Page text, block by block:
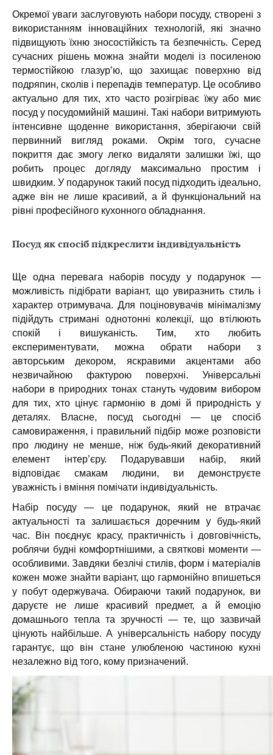
Окремої уваги заслуговують набори посуду, створені з
використанням інноваційних технологій, які значно
підвищують їхню зносостійкість та безпечність. Серед
сучасних рішень можна знайти моделі із посиленою
термостійкою глазур’ю, що захищає поверхню від
подряпин, сколів і перепадів температур. Це особливо
актуально для тих, хто часто розігріває їжу або миє
посуд у посудомийній машині. Такі набори витримують
інтенсивне щоденне використання, зберігаючи свій
первинний вигляд роками. Окрім того, сучасне
покриття дає змогу легко видаляти залишки їжі, що
робить процес догляду максимально простим і
швидким. У подарунок такий посуд підходить ідеально,
адже він не лише красивий, а й функціональний на
рівні професійного кухонного обладнання.
Посуд як спосіб підкреслити індивідуальність
Ще одна перевага наборів посуду у подарунок —
можливість підібрати варіант, що увиразнить стиль і
характер отримувача. Для поціновувачів мінімалізму
підійдуть стримані однотонні колекції, що втілюють
спокій і вишуканість. Тим, хто любить
експериментувати, можна обрати набори з
авторським декором, яскравими акцентами або
незвичайною фактурою поверхні. Універсальні
набори в природних тонах стануть чудовим вибором
для тих, хто цінує гармонію в домі й природність у
деталях. Власне, посуд сьогодні — це спосіб
самовираження, і правильний підбір може розповісти
про людину не менше, ніж будь-який декоративний
елемент інтер’єру. Подарувавши набір, який
відповідає смакам людини, ви демонструєте
уважність і вміння помічати індивідуальність.
Набір посуду — це подарунок, який не втрачає
актуальності та залишається доречним у будь-який
час. Він поєднує красу, практичність і довговічність,
роблячи будні комфортнішими, а святкові моменти —
особливими. Завдяки безлічі стилів, форм і матеріалів
кожен може знайти варіант, що гармонійно впишеться
у побут одержувача. Обираючи такий подарунок, ви
даруєте не лише красивий предмет, а й емоцію
домашнього тепла та зручності — те, що зазвичай
цінують найбільше. А універсальність набору посуду
гарантує, що він стане улюбленою частиною кухні
незалежно від того, кому призначений.